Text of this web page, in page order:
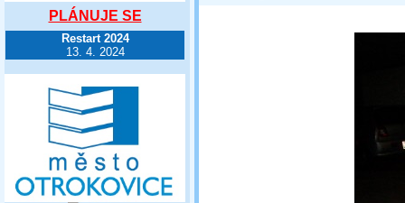
PLÁNUJE SE
Restart 2024
13. 4. 2024